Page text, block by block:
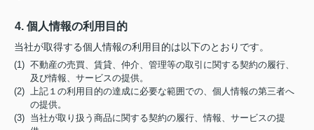
4. 個人情報の利用目的
当社が取得する個人情報の利用目的は以下のとおりです。
(1) 不動産の売買、賃貸、仲介、管理等の取引に関する契約の履行、
及び情報、サービスの提供。
(2) 上記１の利用目的の達成に必要な範囲での、個人情報の第三者へ
の提供。
(3) 当社が取り扱う商品に関する契約の履行、情報、サービスの提